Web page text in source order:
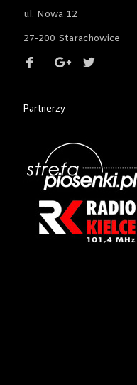
ul. Nowa 12
27-200 Starachowice
Partnerzy